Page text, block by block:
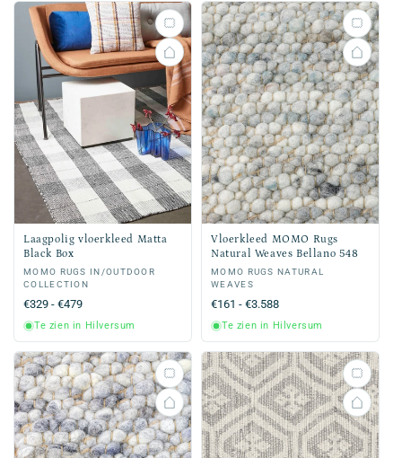
Laagpolig vloerkleed Matta
Black Box
Verkoper:
MOMO RUGS IN/OUTDOOR
COLLECTION
Normale
prijs
€329 - €479
Te zien in Hilversum
Vloerkleed MOMO Rugs
Natural Weaves Bellano 548
Verkoper:
MOMO RUGS NATURAL
WEAVES
Normale
prijs
€161 - €3.588
Te zien in Hilversum